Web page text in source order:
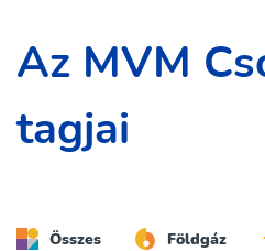
Az MVM
tagjai
Összes Földgáz